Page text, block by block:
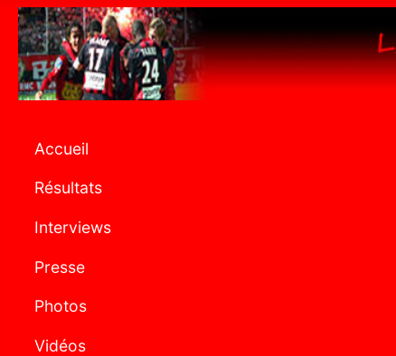
Accueil
Résultats
Interviews
Presse
Photos
Vidéos